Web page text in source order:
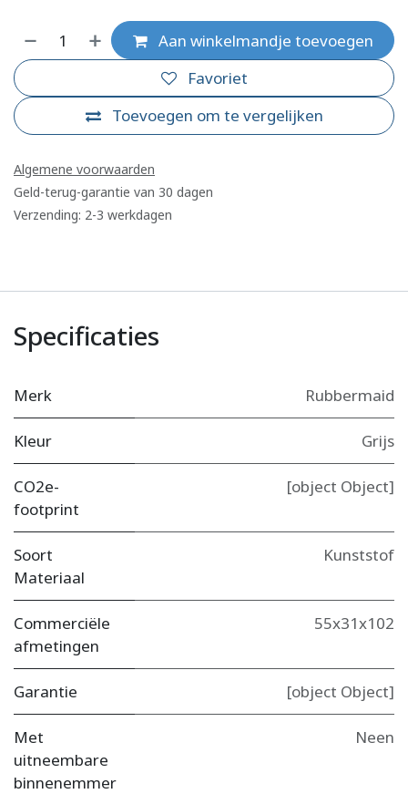
Aan winkelmandje toevoegen
Toevoegen om te vergelijken
Favoriet
Algemene voorwaarden
Geld-terug-garantie van 30 dagen
Verzending: 2-3 werkdagen
Specificaties
Merk Rubbermaid
Kleur Grijs
CO2e-
footprint
[object Object]
Soort
Materiaal
Kunststof
Commerciële
afmetingen
55x31x102
Garantie [object Object]
Met
uitneembare
binnenemmer
Neen